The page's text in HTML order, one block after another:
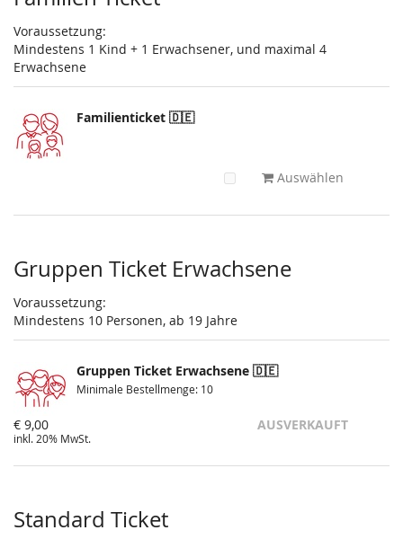
Voraussetzung:
Mindestens 1 Kind + 1 Erwachsener, und maximal 4
Erwachsene
Familienticket 🇩🇪
Auswählen
Gruppen Ticket Erwachsene
Voraussetzung:
Mindestens 10 Personen, ab 19 Jahre
Gruppen Ticket Erwachsene 🇩🇪
Minimale Bestellmenge: 10
€ 9,00
inkl. 20% MwSt.
AUSVERKAUFT
Standard Ticket